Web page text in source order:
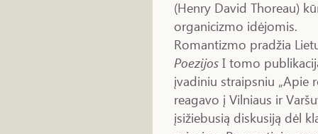
(Henry David Thoreau)
organicizmo idėjomis.
Romantizmo pradžia
Poezijos I tomo
įvadiniu straipsniu „Apie
reagavo į Vilniaus ir
įsižiebusią diskusiją dėl